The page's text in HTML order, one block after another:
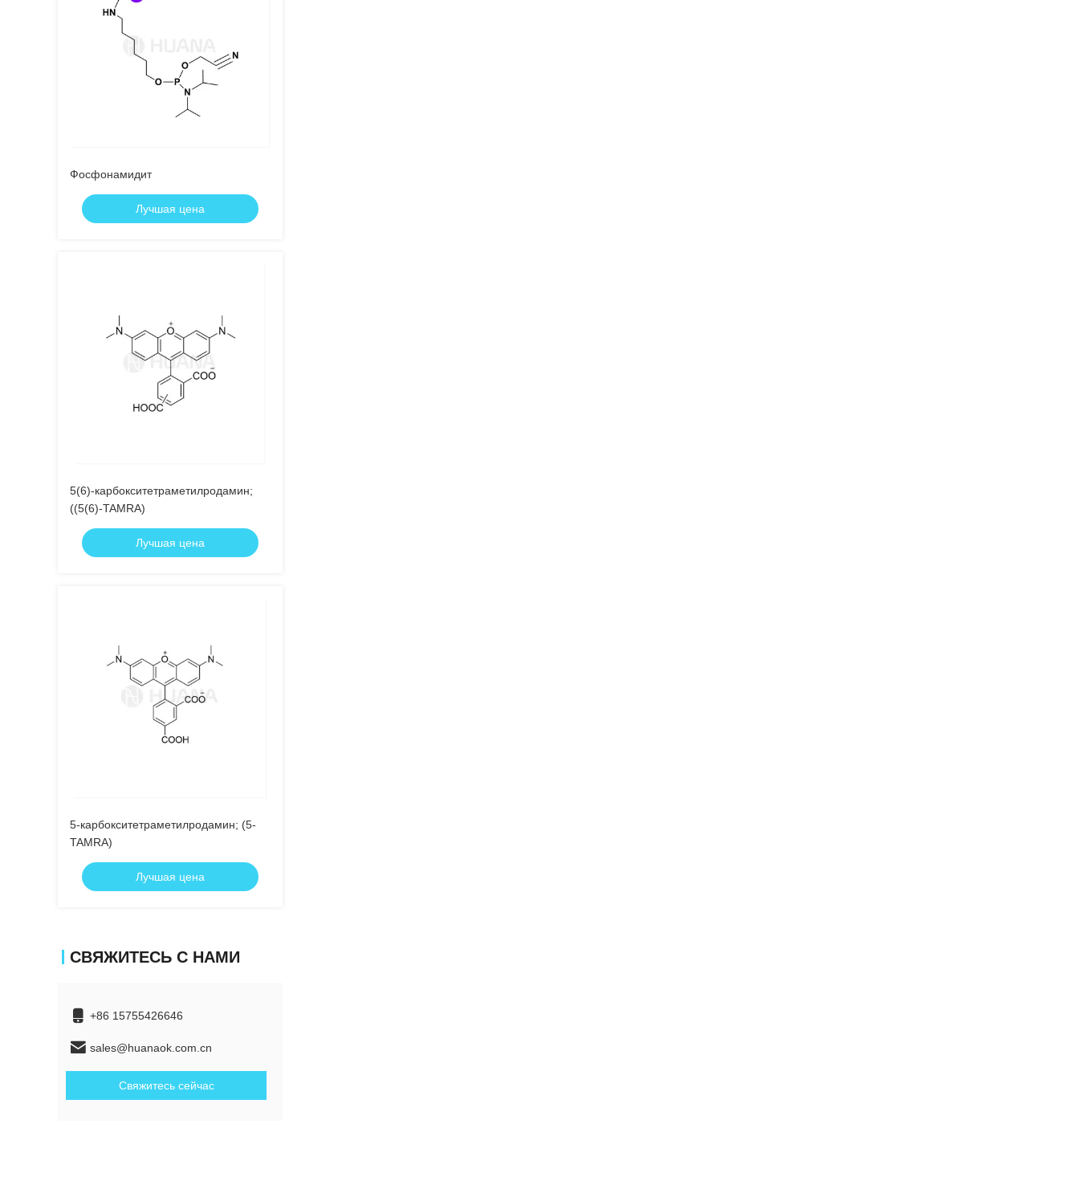
Фосфонамидит
Лучшая цена
5(6)-карбокситетраметилродамин;
((5(6)-TAMRA)
Лучшая цена
5-карбокситетраметилродамин; (5-
TAMRA)
Лучшая цена
СВЯЖИТЕСЬ С НАМИ
+86 15755426646
sales@huanaok.com.cn
Свяжитесь сейчас